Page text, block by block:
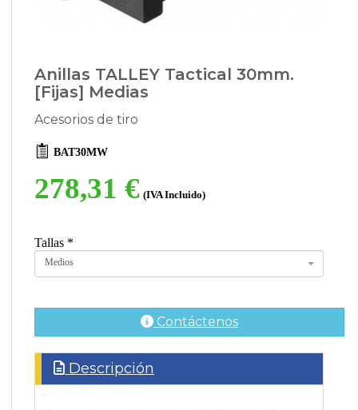
Anillas TALLEY Tactical 30mm.
[Fijas] Medias
Acesorios de tiro
BAT30MW
278,31 € (IVA Incluido)
Tallas *
Medios
Contáctenos
Descripción